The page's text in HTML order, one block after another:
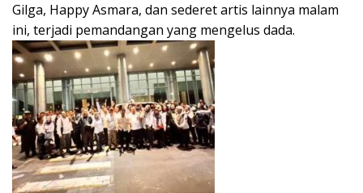
Gilga, Happy Asmara, dan sederet artis lainnya malam
ini, terjadi pemandangan yang mengelus dada.